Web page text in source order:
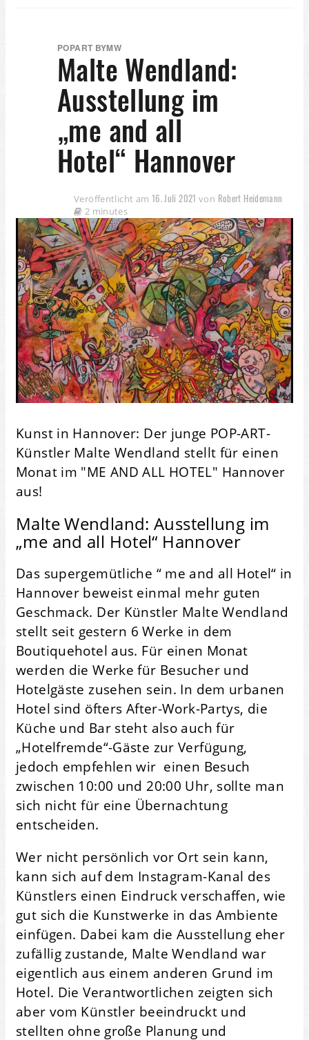
POPART BYMW
Malte Wendland:
Ausstellung im
„me and all
Hotel“ Hannover
Veröffentlicht am 16. Juli 2021 von Robert Heidemann
2 minutes
Kunst in Hannover: Der junge POP-ART-
Künstler Malte Wendland stellt für einen
Monat im "ME AND ALL HOTEL" Hannover
aus!
Malte Wendland: Ausstellung im
„me and all Hotel“ Hannover
Das supergemütliche “ me and all Hotel“ in
Hannover beweist einmal mehr guten
Geschmack. Der Künstler Malte Wendland
stellt seit gestern 6 Werke in dem
Boutiquehotel aus. Für einen Monat
werden die Werke für Besucher und
Hotelgäste zusehen sein. In dem urbanen
Hotel sind öfters After-Work-Partys, die
Küche und Bar steht also auch für
„Hotelfremde“-Gäste zur Verfügung,
jedoch empfehlen wir einen Besuch
zwischen 10:00 und 20:00 Uhr, sollte man
sich nicht für eine Übernachtung
entscheiden.
Wer nicht persönlich vor Ort sein kann,
kann sich auf dem Instagram-Kanal des
Künstlers einen Eindruck verschaffen, wie
gut sich die Kunstwerke in das Ambiente
einfügen. Dabei kam die Ausstellung eher
zufällig zustande, Malte Wendland war
eigentlich aus einem anderen Grund im
Hotel. Die Verantwortlichen zeigten sich
aber vom Künstler beeindruckt und
stellten ohne große Planung und